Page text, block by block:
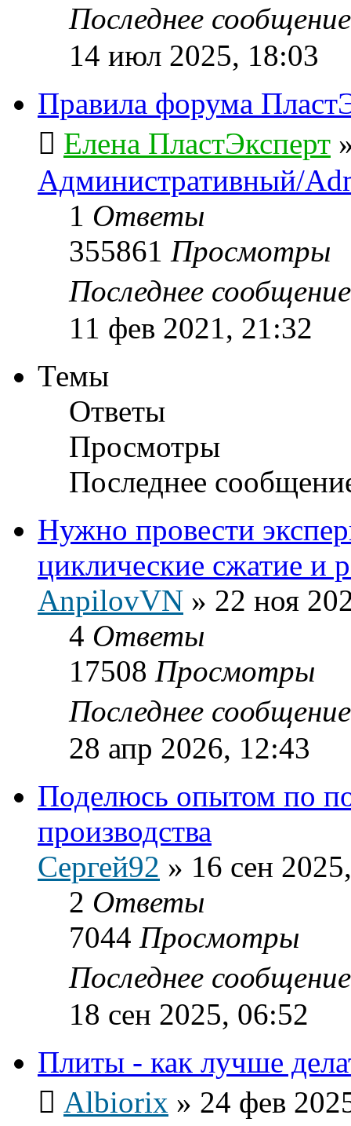
Последнее
14 июл 2025, 18:03
Правила форума
Елена ПластЭксперт
Административный/
1 Ответы
355861 Просмотры
Последнее
11 фев 2021, 21:32
Темы
Ответы
Просмотры
Последнее
Нужно провести
циклические сжатие и
AnpilovVN » 22 ноя
4 Ответы
17508 Просмотры
Последнее
28 апр 2026, 12:43
Поделюсь опытом по
производства
Сергей92 » 16 сен
2 Ответы
7044 Просмотры
Последнее
18 сен 2025, 06:52
Плиты - как лучше
Albiorix » 24 фев